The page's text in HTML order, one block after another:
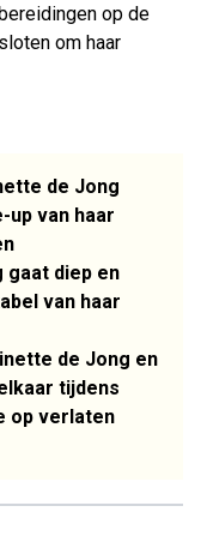
op de
om haar
de Jong
van haar
gaat diep en
van haar
de Jong en
tijdens
op verlaten